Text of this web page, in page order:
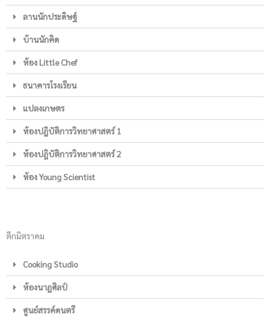
ลานนักประดิษฐ์
บ้านนักคิด
ห้อง Little Chef
ธนาคารโรงเรียน
แปลงเกษตร
ห้องปฎิบัติการวิทยาศาสตร์ 1
ห้องปฎิบัติการวิทยาศาสตร์ 2
ห้อง Young Scientist
ตึกมิตราคม
Cooking Studio
ห้องนาฎศิลป์
ศูนย์สรรค์ดนตรี